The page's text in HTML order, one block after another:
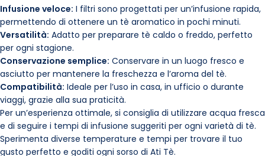
Infusione veloce: I filtri sono progettati per un’infusione rapida,
permettendo di ottenere un tè aromatico in pochi minuti.
Versatilità: Adatto per preparare tè caldo o freddo, perfetto
per ogni stagione.
Conservazione semplice: Conservare in un luogo fresco e
asciutto per mantenere la freschezza e l’aroma del tè.
Compatibilità: Ideale per l’uso in casa, in ufficio o durante
viaggi, grazie alla sua praticità.
Per un’esperienza ottimale, si consiglia di utilizzare acqua fresca
e di seguire i tempi di infusione suggeriti per ogni varietà di tè.
Sperimenta diverse temperature e tempi per trovare il tuo
gusto perfetto e goditi ogni sorso di Ati Tè.